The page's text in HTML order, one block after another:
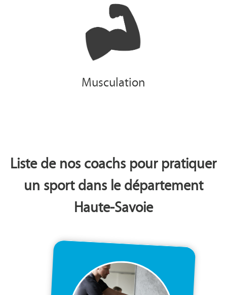
Musculation
Liste de nos coachs pour pratiquer
un sport dans le département
Haute-Savoie